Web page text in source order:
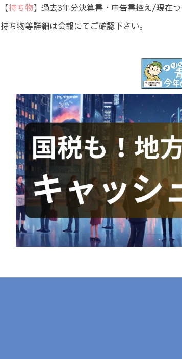
【持ち物】過去3年分決算書・申告書控え/現在
持ち物等詳細は会報にてご確認下さい。